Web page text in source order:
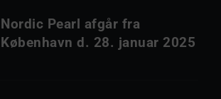
Nordic Pearl afgår fra
København d. 28. januar 2025